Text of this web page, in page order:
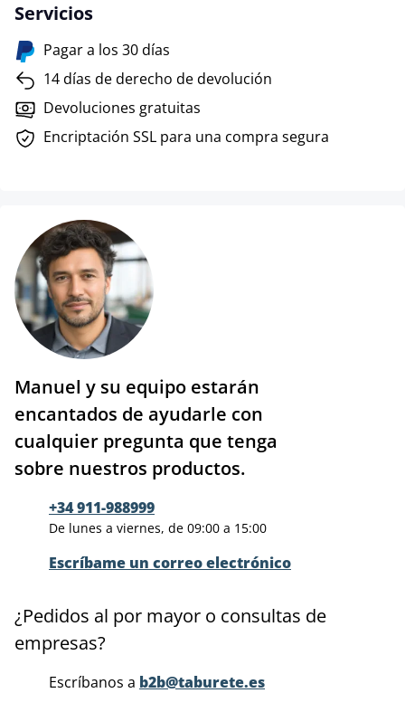
Servicios
Pagar a los 30 días
14 días de derecho de devolución
Devoluciones gratuitas
Encriptación SSL para una compra segura
Manuel y su equipo estarán
encantados de ayudarle con
cualquier pregunta que tenga
sobre nuestros productos.
+34 911-988999
De lunes a viernes, de 09:00 a 15:00
Escríbame un correo electrónico
¿Pedidos al por mayor o consultas de
empresas?
Escríbanos a b2b@taburete.es